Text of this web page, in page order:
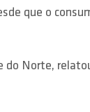
que o
do Norte,